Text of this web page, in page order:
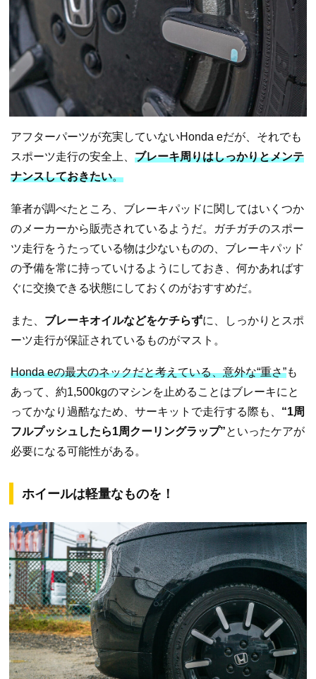
アフターパーツが充実していないHonda eだが、それでも
スポーツ走行の安全上、 ブレーキ周りはしっかりとメンテ
ナンスしておきたい。
筆者が調べたところ、ブレーキパッドに関してはいくつか
のメーカーから販売されているようだ。ガチガチのスポー
ツ走行をうたっている物は少ないものの、ブレーキパッド
の予備を常に持っていけるようにしておき、何かあればす
ぐに交換できる状態にしておくのがおすすめだ。
また、 ブレーキオイルなどをケチらずに、しっかりとスポ
ーツ走行が保証されているものがマスト。
Honda eの最大のネックだと考えている、意外な“重さ”も
あって、約1,500kgのマシンを止めることはブレーキにと
ってかなり過酷なため、サーキットで走行する際も、 “1周
フルプッシュしたら1周クーリングラップ”といったケアが
必要になる可能性がある。
ホイールは軽量なものを！